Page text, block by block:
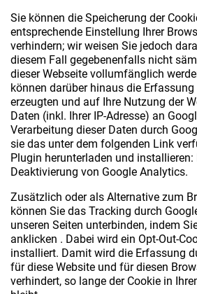
Sie können die Speicherung der
entsprechende Einstellung Ihrer
verhindern; wir weisen Sie jedoch
diesem Fall gegebenenfalls nicht
dieser Webseite vollumfänglich
können darüber hinaus die
erzeugten und auf Ihre Nutzung der
Daten (inkl. Ihrer IP-Adresse) an
Verarbeitung dieser Daten durch
sie das unter dem folgenden Link
Plugin herunterladen und installieren:
Deaktivierung von Google Analytics.
Zusätzlich oder als Alternative zum
können Sie das Tracking durch
unseren Seiten unterbinden, indem
anklicken . Dabei wird ein Opt-Out-
installiert. Damit wird die Erfassung
für diese Website und für diesen
verhindert, so lange der Cookie in